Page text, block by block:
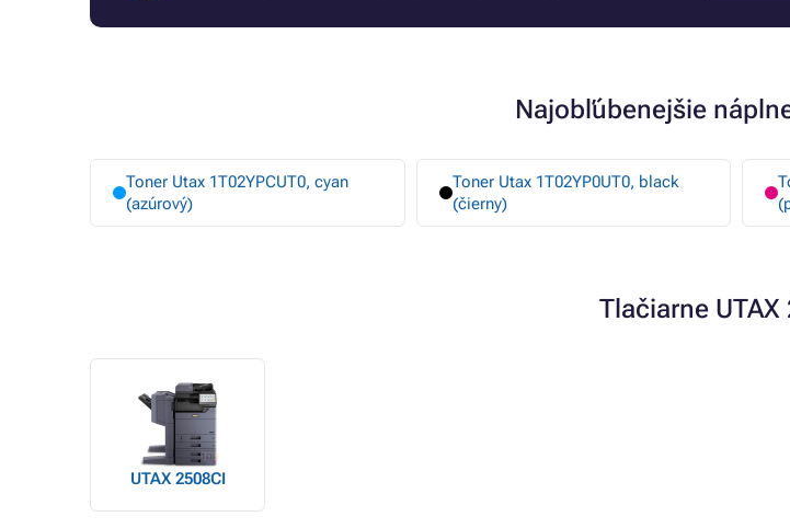
Najobľúbenejšie
Toner Utax 1T02YPCUT0, cyan
(azúrový)
Toner Utax 1T02YP0UT0, black
(čierny)
Tlačiarne UTAX
UTAX 2508CI